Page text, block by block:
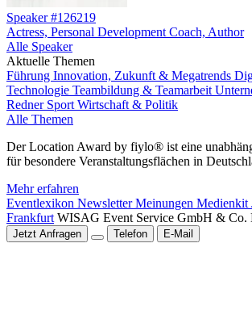
Speaker #126219
Actress, Personal Development Coach, Author
Alle Speaker
Aktuelle Themen
Führung Innovation, Zukunft & Megatrends
Technologie Teambildung & Teamarbeit
Redner Sport Wirtschaft & Politik
Alle Themen
Der Location Award by fiylo® ist eine
für besondere Veranstaltungsflächen in
Mehr erfahren
Eventlexikon NewsletterMeinungen Medienkit
Frankfurt WISAG Event Service GmbH & Co.
Jetzt Anfragen Telefon E-Mail